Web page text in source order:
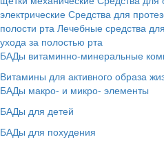
электрические Средства для
полости рта Лечебные средства
ухода за полостью рта
БАДы витаминно-минеральные
Витамины для активного образа
БАДы макро- и микро- элементы
БАДы для детей
БАДы для похудения